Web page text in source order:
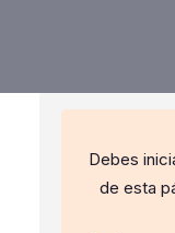
Debes
de esta